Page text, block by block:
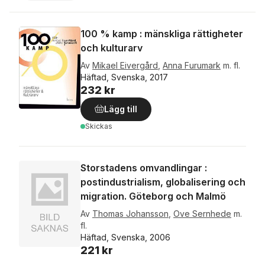
100 % kamp : mänskliga rättigheter
och kulturarv
Av Mikael Eivergård Anna Furumark m. fl.
Häftad, Svenska, 2017
232 kr
Lägg till
Skickas
Storstadens omvandlingar :
postindustrialism, globalisering och
migration. Göteborg och Malmö
Av Thomas Johansson Ove Sernhede m.
fl.
Häftad, Svenska, 2006
221 kr